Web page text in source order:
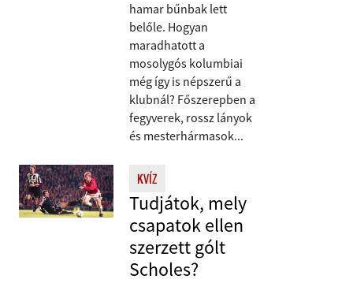
hamar bűnbak lett
belőle. Hogyan
maradhatott a
mosolygós kolumbiai
még így is népszerű a
klubnál? Főszerepben a
fegyverek, rossz lányok
és mesterhármasok...
KVÍZ
Tudjátok, mely
csapatok ellen
szerzett gólt
Scholes?